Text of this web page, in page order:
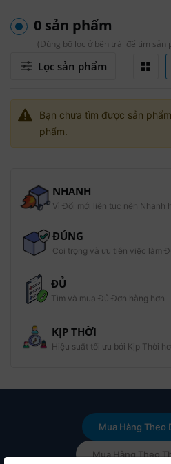
0 sản phẩm
(Dùng bộ lọc ở bên trái để tìm sản
Lọc sản phẩm
Bạn chưa tìm được sản
phẩm.
NHANH
Vì Đổi mới liên tục nên Nhanh
ĐÚNG
Coi trọng và ưu tiên việc làm
ĐỦ
Tìm và mua Đủ Đơn hàng hơn
KỊP THỜI
Hiệu suất tối ưu bởi Kịp Thời
Mua Hàng Theo
Mua Hàng Theo